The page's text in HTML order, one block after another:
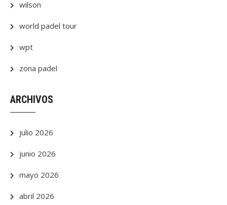
wilson
world padel tour
wpt
zona padel
ARCHIVOS
julio 2026
junio 2026
mayo 2026
abril 2026